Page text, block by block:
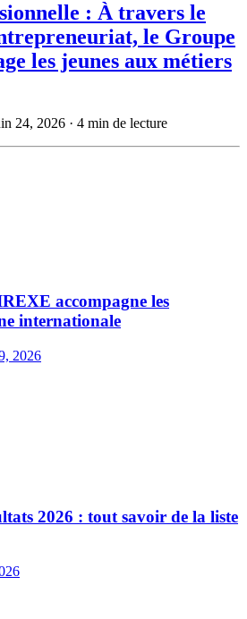
: À travers le
le Groupe
les jeunes aux métiers
24, 2026 · 4 min de lecture
accompagne les
internationale
2026
2026 : tout savoir de la liste